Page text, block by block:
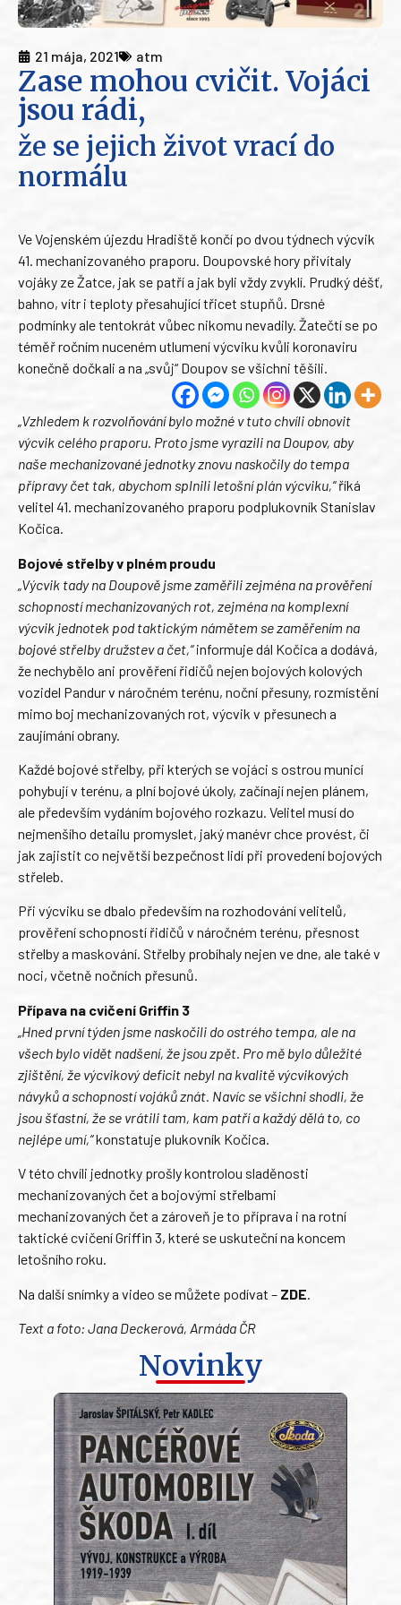
21 mája, 2021 atm
Zase mohou cvičit. Vojáci
jsou rádi,
že se jejich život vrací do
normálu
Ve Vojenském újezdu Hradiště končí po dvou týdnech výcvik
41. mechanizovaného praporu. Doupovské hory přivítaly
vojáky ze Žatce, jak se patří a jak byli vždy zvyklí. Prudký déšť,
bahno, vítr i teploty přesahující třicet stupňů. Drsné
podmínky ale tentokrát vůbec nikomu nevadily. Žatečtí se po
téměř ročním nuceném utlumení výcviku kvůli koronaviru
konečně dočkali a na „svůj“ Doupov se všichni těšili.
„Vzhledem k rozvolňování bylo možné v tuto chvíli obnovit
výcvik celého praporu. Proto jsme vyrazili na Doupov, aby
naše mechanizované jednotky znovu naskočily do tempa
přípravy čet tak, abychom splnili letošní plán výcviku,“říká
velitel 41. mechanizovaného praporu podplukovník Stanislav
Kočica.
Bojové střelby v plném proudu
„Výcvik tady na Doupově jsme zaměřili zejména na prověření
schopností mechanizovaných rot, zejména na komplexní
výcvik jednotek pod taktickým námětem se zaměřením na
bojové střelby družstev a čet,“informuje dál Kočica a dodává,
že nechybělo ani prověření řidičů nejen bojových kolových
vozidel Pandur v náročném terénu, noční přesuny, rozmístění
mimo boj mechanizovaných rot, výcvik v přesunech a
zaujímání obrany.
Každé bojové střelby, při kterých se vojáci s ostrou municí
pohybují v terénu, a plní bojové úkoly, začínají nejen plánem,
ale především vydáním bojového rozkazu. Velitel musí do
nejmenšího detailu promyslet, jaký manévr chce provést, či
jak zajistit co největší bezpečnost lidí při provedení bojových
střeleb.
Při výcviku se dbalo především na rozhodování velitelů,
prověření schopností řidičů v náročném terénu, přesnost
střelby a maskování. Střelby probíhaly nejen ve dne, ale také v
noci, včetně nočních přesunů.
Přípava na cvičení Griffin 3
„Hned první týden jsme naskočili do ostrého tempa, ale na
všech bylo vidět nadšení, že jsou zpět. Pro mě bylo důležité
zjištění, že výcvikový deficit nebyl na kvalitě výcvikových
návyků a schopností vojáků znát. Navíc se všichni shodli, že
jsou šťastní, že se vrátili tam, kam patří a každý dělá to, co
nejlépe umí,“konstatuje plukovník Kočica.
V této chvíli jednotky prošly kontrolou sladěnosti
mechanizovaných čet a bojovými střelbami
mechanizovaných čet a zároveň je to příprava i na rotní
taktické cvičení Griffin 3, které se uskuteční na koncem
letošního roku.
Na další snímky a video se můžete podívat – ZDE
Text a foto: Jana Deckerová, Armáda ČR
Novinky